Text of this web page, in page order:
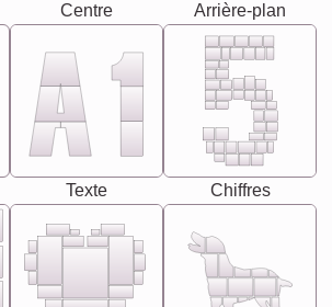
Centre Arrière-plan
Texte Chiffres